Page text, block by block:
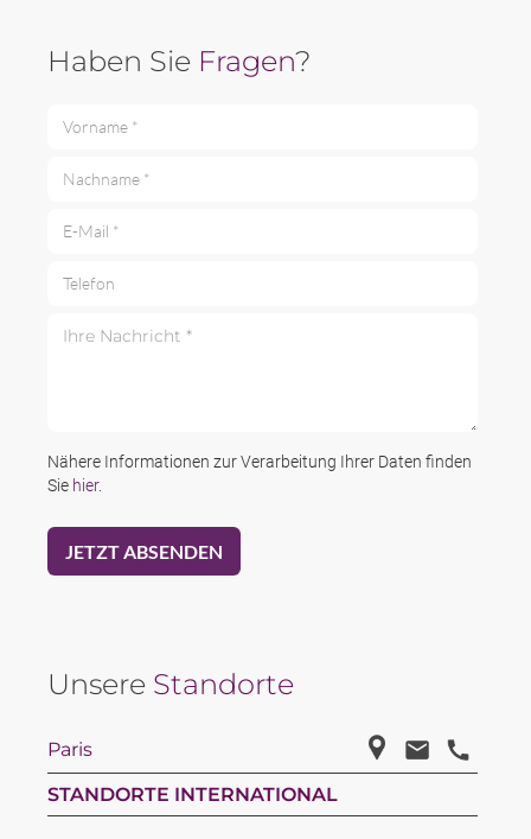
Haben Sie Fragen?
Nähere Informationen zur Verarbeitung Ihrer Daten finden
Sie hier.
Unsere Standorte
Paris
STANDORTE INTERNATIONAL